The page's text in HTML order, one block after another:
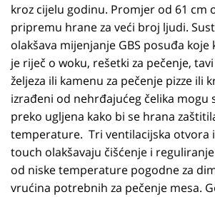
kroz cijelu godinu. Promjer od 61 cm
pripremu hrane za veći broj ljudi.
olakšava mijenjanje GBS posuđa
je riječ o woku, rešetki za pečenje,
željeza ili kamenu za pečenje pizze ili
izrađeni od nehrđajućeg čelika mogu
preko ugljena kako bi se hrana
temperature. Tri ventilacijska otvora
touch olakšavaju čišćenje i
od niske temperature pogodne za
vrućina potrebnih za pečenje mesa.